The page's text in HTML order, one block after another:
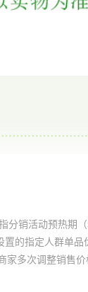
分销活动预热期
的指定人群单
多次调整销售价